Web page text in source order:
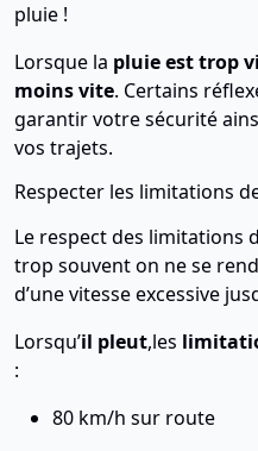
pluie !
Lorsque la pluie est trop
moins vite. Certains
garantir votre sécurité
vos trajets.
Respecter les limitations
Le respect des limitations
trop souvent on ne se
d’une vitesse excessive
Lorsqu’il pleut,les
:
80 km/h sur route